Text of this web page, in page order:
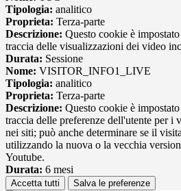
Tipologia: analitico
Proprieta: Terza-parte
Descrizione: Questo cookie è
traccia delle visualizzazioni dei video
Durata: Sessione
Nome: VISITOR_INFO1_LIVE
Tipologia: analitico
Proprieta: Terza-parte
Descrizione: Questo cookie è
traccia delle preferenze dell'utente per i
nei siti; può anche determinare se il
utilizzando la nuova o la vecchia
Youtube.
Durata: 6 mesi
Accetta tutti Salva le preferenze